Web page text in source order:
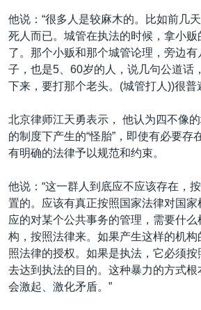
他说：“很多人是较麻木的。比如前几
死人而已。城管在执法的时候，拿小
了。那个小贩和那个城管论理，旁边
子，也是5、60岁的人，说几句公道话
下来，要打那个老头。(城管打人))很普
北京律师江天勇表示， 他认为四不像
的制度下产生的“怪胎”，即使有必要存
有明确的法律予以规范和约束。
他说：“这一群人到底应不应该存在，
置的。应该有真正按照国家法律对国
应的对某个公共事务的管理，需要什
构，按照法律来。如果产生这样的机
照法律的授权。如果是执法，它必须按
去达到执法的目的。这种暴力的方式根
会激起、激化矛盾。”